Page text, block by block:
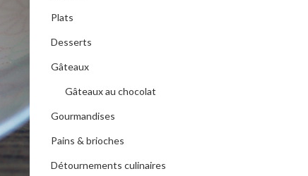
Plats
Desserts
Gâteaux
Gâteaux au chocolat
Gourmandises
Pains & brioches
Détournements culinaires